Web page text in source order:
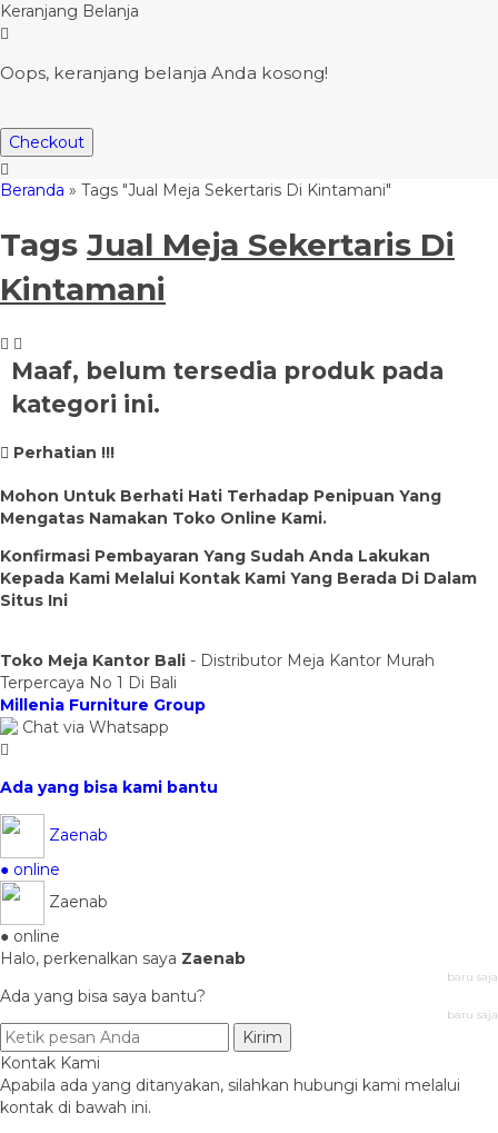
Keranjang Belanja
Oops, keranjang belanja Anda kosong!
Checkout
Beranda » Tags "Jual Meja Sekertaris Di Kintamani"
Tags Jual Meja Sekertaris Di
Kintamani
Maaf, belum tersedia produk pada
kategori ini.
Perhatian !!!
Mohon Untuk Berhati Hati Terhadap Penipuan Yang
Mengatas Namakan Toko Online Kami.
Konfirmasi Pembayaran Yang Sudah Anda Lakukan
Kepada Kami Melalui Kontak Kami Yang Berada Di Dalam
Situs Ini
Toko Meja Kantor Bali - Distributor Meja Kantor Murah
Terpercaya No 1 Di Bali
Millenia Furniture Group
Chat via Whatsapp
Ada yang bisa kami bantu
Zaenab
● online
Zaenab
● online
Halo, perkenalkan saya Zaenab
baru saja
Ada yang bisa saya bantu?
baru saja
Kirim
Kontak Kami
Apabila ada yang ditanyakan, silahkan hubungi kami melalui
kontak di bawah ini.